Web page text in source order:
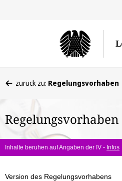
befinden
hier:
zurück zu: Regelungsvorhaben
Regelungsvorhaben
Inhalte beruhen auf Angaben der IV - Infos
Version des Regelungsvorhabens